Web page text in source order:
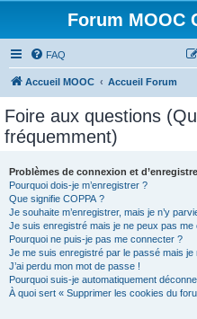
Forum MOOC
FAQ
Accueil MOOC Accueil Forum
Foire aux questions
fréquemment)
Problèmes de connexion et
Pourquoi dois-je m’enregistrer ?
Que signifie COPPA ?
Je souhaite m’enregistrer, mais je n’y
Je suis enregistré mais je ne peux pas me
Pourquoi ne puis-je pas me connecter ?
Je me suis enregistré par le passé mais
J’ai perdu mon mot de passe !
Pourquoi suis-je automatiquement
À quoi sert « Supprimer les cookies du